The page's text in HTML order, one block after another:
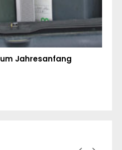
Jahresanfang